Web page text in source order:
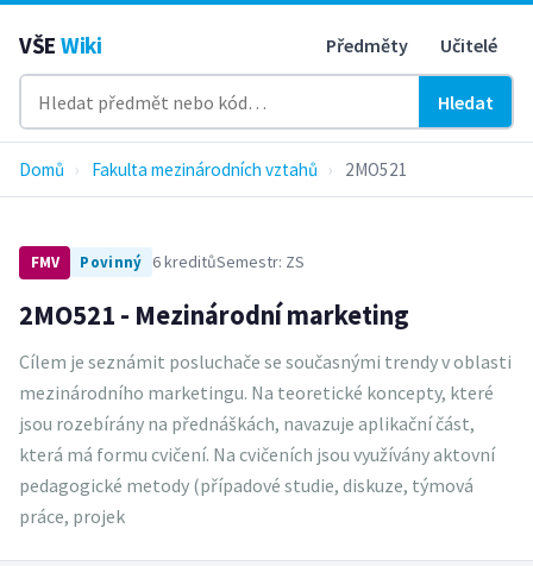
VŠE Wiki Předměty Učitelé
Hledat
Domů › Fakulta mezinárodních vztahů › 2MO521
FMV Povinný 6 kreditůSemestr: ZS
2MO521 - Mezinárodní marketing
Cílem je seznámit posluchače se současnými trendy v oblasti
mezinárodního marketingu. Na teoretické koncepty, které
jsou rozebírány na přednáškách, navazuje aplikační část,
která má formu cvičení. Na cvičeních jsou využívány aktovní
pedagogické metody (případové studie, diskuze, týmová
práce, projek